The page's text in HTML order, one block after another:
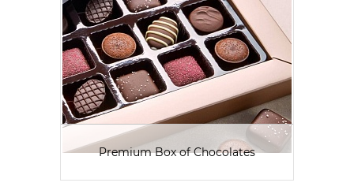
Premium Box of Chocolates